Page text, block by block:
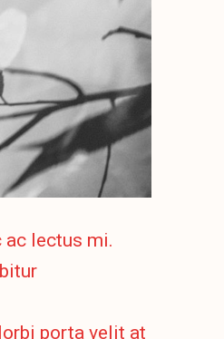
lectus mi.
porta velit at